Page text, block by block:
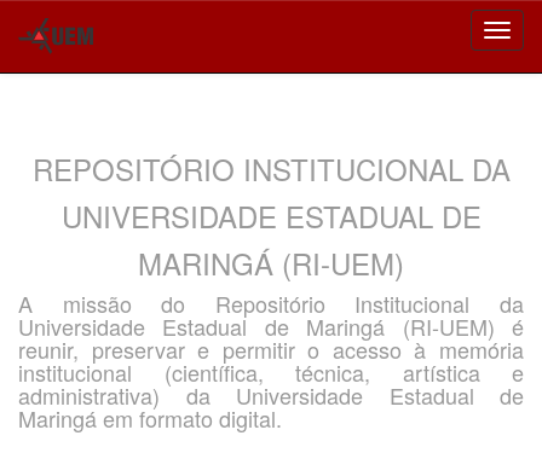
REPOSITÓRIO INSTITUCIONAL DA
UNIVERSIDADE ESTADUAL DE
MARINGÁ (RI-UEM)
A missão do Repositório Institucional da
Universidade Estadual de Maringá (RI-UEM) é
reunir, preservar e permitir o acesso à memória
institucional (científica, técnica, artística e
administrativa) da Universidade Estadual de
Maringá em formato digital.